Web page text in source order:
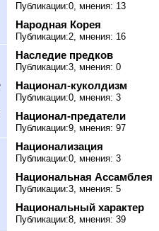
Публикации:0, мнения: 13
Народная Корея
Публикации:2, мнения: 16
Наследие предков
Публикации:3, мнения: 0
Национал-куколдизм
Публикации:0, мнения: 3
Национал-предатели
Публикации:9, мнения: 97
Национализация
Публикации:0, мнения: 3
Национальная Ассамблея
Публикации:3, мнения: 5
Национальный характер
Публикации:8, мнения: 39